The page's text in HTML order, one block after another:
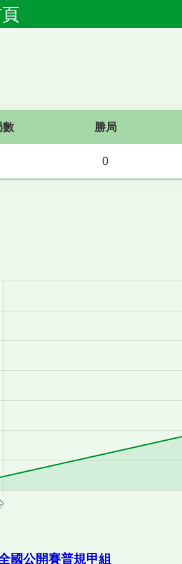
數 勝局
0
國公開賽普規甲組